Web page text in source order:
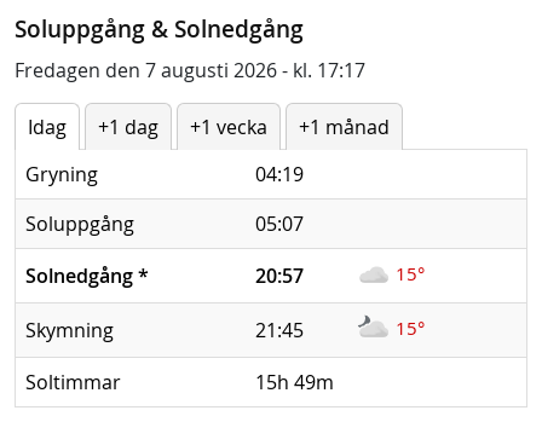
Soluppgång & Solnedgång
Fredagen den 7 augusti 2026 - kl. 17:17
Idag +1 dag +1 vecka
+1 månad
Gryning
04:19
Soluppgång
05:07
Solnedgång* 20:57 15°
Skymning 21:45 15°
Soltimmar 15h 49m